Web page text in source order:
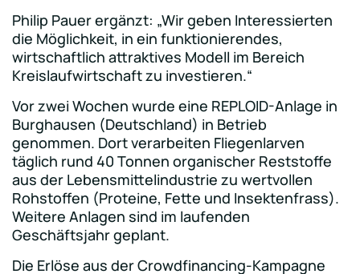
Philip Pauer ergänzt: „Wir geben Interessierten
die Möglichkeit, in ein funktionierendes,
wirtschaftlich attraktives Modell im Bereich
Kreislaufwirtschaft zu investieren.“
Vor zwei Wochen wurde eine REPLOID-Anlage in
Burghausen (Deutschland) in Betrieb
genommen. Dort verarbeiten Fliegenlarven
täglich rund 40 Tonnen organischer Reststoffe
aus der Lebensmittelindustrie zu wertvollen
Rohstoffen (Proteine, Fette und Insektenfrass).
Weitere Anlagen sind im laufenden
Geschäftsjahr geplant.
Die Erlöse aus der Crowdfinancing-Kampagne